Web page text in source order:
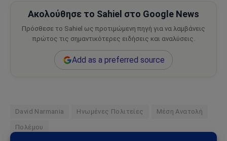
Ακολούθησε το Sahiel στο Google News
Πρόσθεσε το Sahiel ως προτιμώμενη πηγή για να λαμβάνεις
πρώτος τις σημαντικότερες ειδήσεις και αναλύσεις.
Add as a preferred source
David Narmania Ηνωμένες Πολιτείες Μέση Ανατολή
Πολέμου